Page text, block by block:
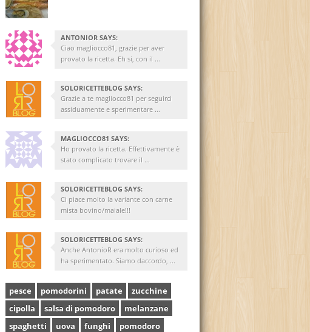
ANTONIOR SAYS:
Ciao magliocco81, grazie per aver
provato la ricetta. Eh si, con il ...
SOLORICETTEBLOG SAYS:
Grazie a te magliocco81 per seguirci
assiduamente e sperimentare ...
MAGLIOCCO81 SAYS:
Ho provato la ricetta. Effettivamente è
stato complicato trovare il ...
SOLORICETTEBLOG SAYS:
Ci piace molto la variante con carne
mista bovino/maiale!!!
SOLORICETTEBLOG SAYS:
Anche AntonioR era molto curioso ed
ha sperimentato. Siamo daccordo, ...
pesce pomodorini patate
zucchine
cipolla
salsa di pomodoro
melanzane
spaghetti
uova funghi
pomodoro